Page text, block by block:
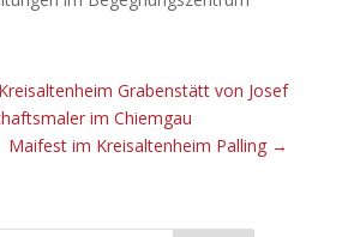
Grabenstätt von Josef
im Chiemgau
Maifest im Kreisaltenheim Palling →